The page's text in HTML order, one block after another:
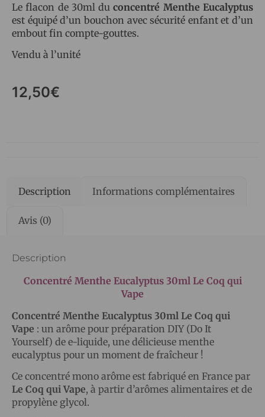
Le flacon de 30ml duconcentré Menthe Eucalyptus
est équipé d’un bouchon avec sécurité enfant et d’un
embout fin compte-gouttes.
Vendu à l’unité
12,50€
Description Informations complémentaires
Avis (0)
Description
Concentré Menthe Eucalyptus 30ml Le Coq qui
Vape
Concentré Menthe Eucalyptus 30ml Le Coq qui
Vape : un arôme pour préparation DIY (Do It
Yourself) de e-liquide, une délicieuse menthe
eucalyptus pour un moment de fraîcheur !
Ce concentré mono arôme est fabriqué en France par
Le Coq qui Vape, à partir d’arômes alimentaires et de
propylène glycol.